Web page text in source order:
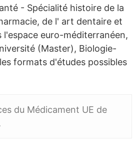
- Spécialité histoire de la
de l' art dentaire et
l'espace euro-méditerranéen,
(Master), Biologie-
formats d'études possibles
du Médicament UE de